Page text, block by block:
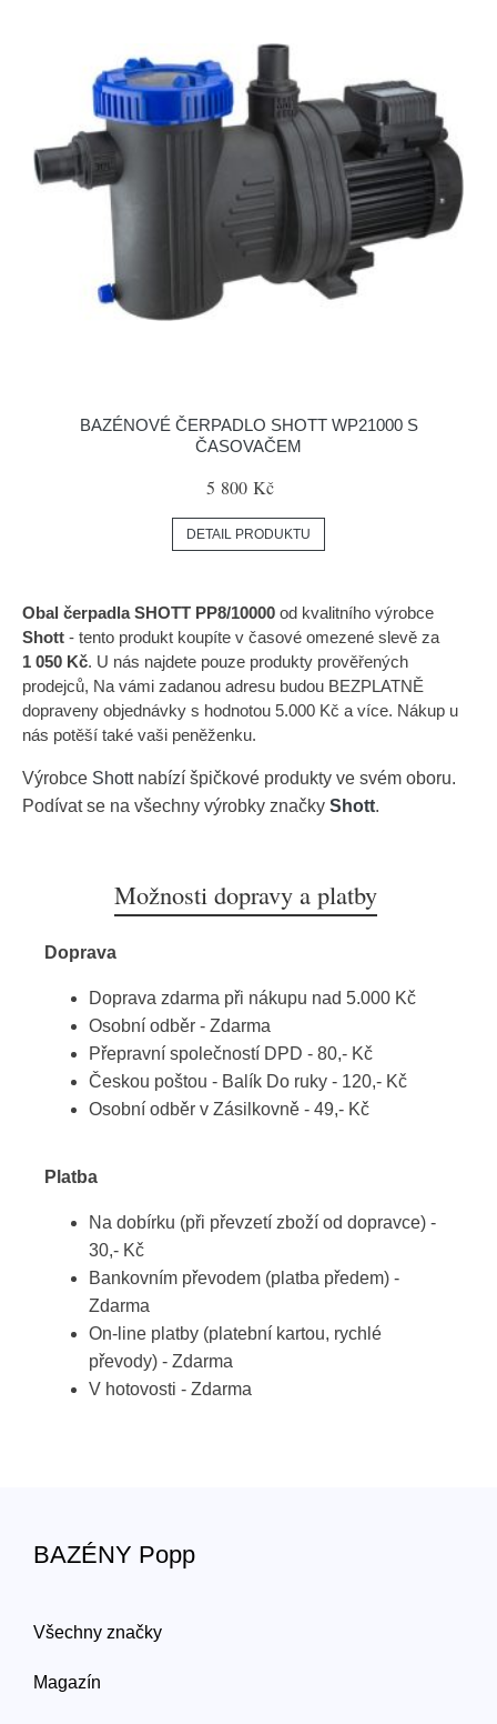
BAZÉNOVÉ ČERPADLO SHOTT WP21000 S
ČASOVAČEM
5 800 Kč
DETAIL PRODUKTU
Obal čerpadla SHOTT PP8/10000 od kvalitního výrobce
Shott - tento produkt koupíte v časové omezené slevě za
1 050 Kč. U nás najdete pouze produkty prověřených
prodejců, Na vámi zadanou adresu budou BEZPLATNĚ
dopraveny objednávky s hodnotou 5.000 Kč a více. Nákup u
nás potěší také vaši peněženku.
Výrobce Shottnabízí špičkové produkty ve svém oboru.
Podívat se na všechny výrobky značky Shott.
Možnosti dopravy a platby
Doprava
Doprava zdarma při nákupu nad 5.000 Kč
Osobní odběr - Zdarma
Přepravní společností DPD - 80,- Kč
Českou poštou - Balík Do ruky - 120,- Kč
Osobní odběr v Zásilkovně - 49,- Kč
Platba
Na dobírku (při převzetí zboží od dopravce) -
30,- Kč
Bankovním převodem (platba předem) -
Zdarma
On-line platby (platební kartou, rychlé
převody) - Zdarma
V hotovosti - Zdarma
BAZÉNY Popp
Všechny značky
Magazín